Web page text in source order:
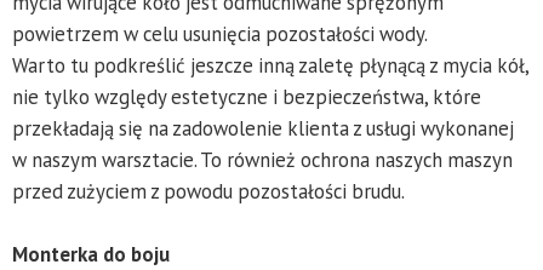
powietrzem w celu usunięcia pozostałości wody.
Warto tu podkreślić jeszcze inną zaletę płynącą z mycia kół,
nie tylko względy estetyczne i bezpieczeństwa, które
przekładają się na zadowolenie klienta z usługi wykonanej
w naszym warsztacie. To również ochrona naszych maszyn
przed zużyciem z powodu pozostałości brudu.
Monterka do boju